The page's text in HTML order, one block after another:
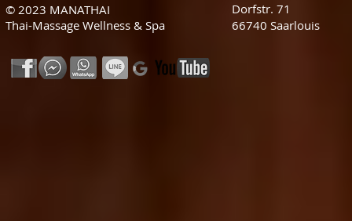
Dorfstr. 71
66740 Saarlouis
© 2023 MANATHAI
Thai-Massage Wellness & Spa